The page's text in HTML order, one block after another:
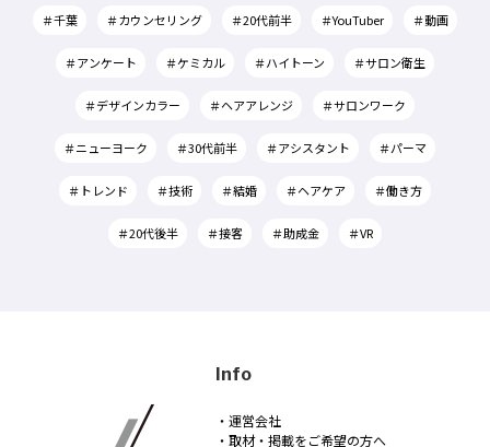
＃千葉 ＃カウンセリング ＃20代前半 ＃YouTuber ＃動画
＃アンケート ＃ケミカル ＃ハイトーン ＃サロン衛生
＃デザインカラー ＃ヘアアレンジ ＃サロンワーク
＃ニューヨーク ＃30代前半 ＃アシスタント ＃パーマ
＃トレンド ＃技術 ＃結婚 ＃ヘアケア ＃働き方
＃20代後半 ＃接客 ＃助成金 ＃VR
Info
・運営会社
・取材・掲載をご希望の方へ